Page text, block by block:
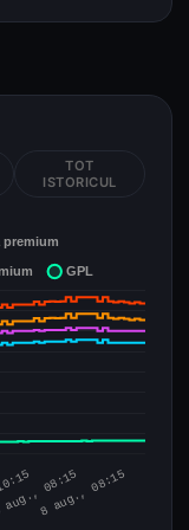
TOT
ISTORICUL